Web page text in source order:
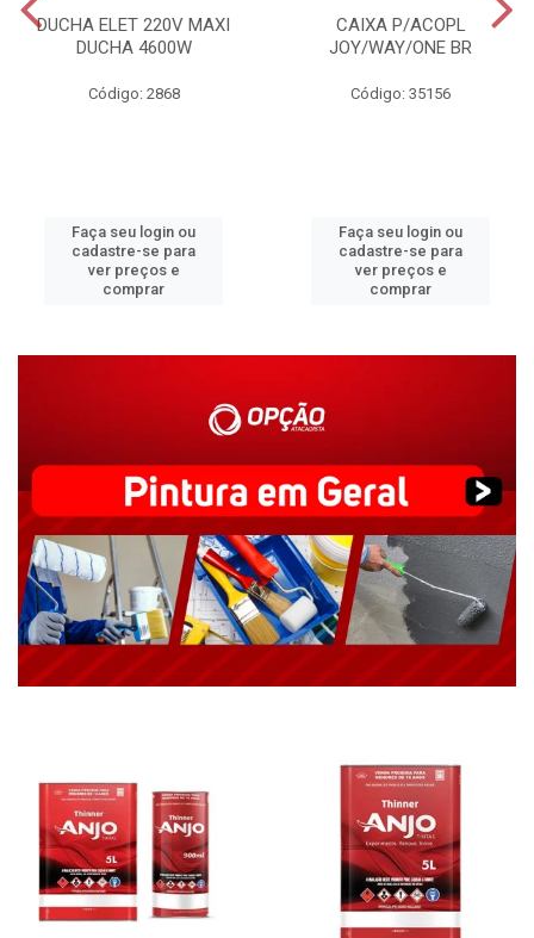
DUCHA ELET 220V MAXI
DUCHA 4600W
Código: 2868
Faça seu login ou
cadastre-se para
ver preços e
comprar
CAIXA P/ACOPL
JOY/WAY/ONE BR
Código: 35156
Faça seu login ou
cadastre-se para
ver preços e
comprar